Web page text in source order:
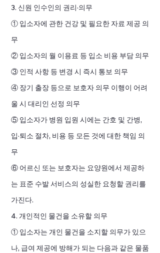
3. 신원 인수인의 권리·의무
① 입소자에 관한 건강 및 필요한 자료 제공 의
무
② 입소자의 월 이용료 등 입소 비용 부담 의무
③ 인적 사항 등 변경 시 즉시 통보 의무
④ 장기 출장 등으로 보호자 의무 이행이 어려
울 시 대리인 선정 의무
⑤ 입소자가 병원 입원 시에는 간호 및 간병,
입·퇴소 절차, 비용 등 모든 것에 대한 책임 의
무
⑥ 어르신 또는 보호자는 요양원에서 제공하
는 표준 수발 서비스의 성실한 요청할 권리를
가진다.
4. 개인적인 물건을 소유할 의무
① 입소자는 개인 물건을 소지할 의무가 있으
나, 급여 제공에 방해가 되는 다음과 같은 물품